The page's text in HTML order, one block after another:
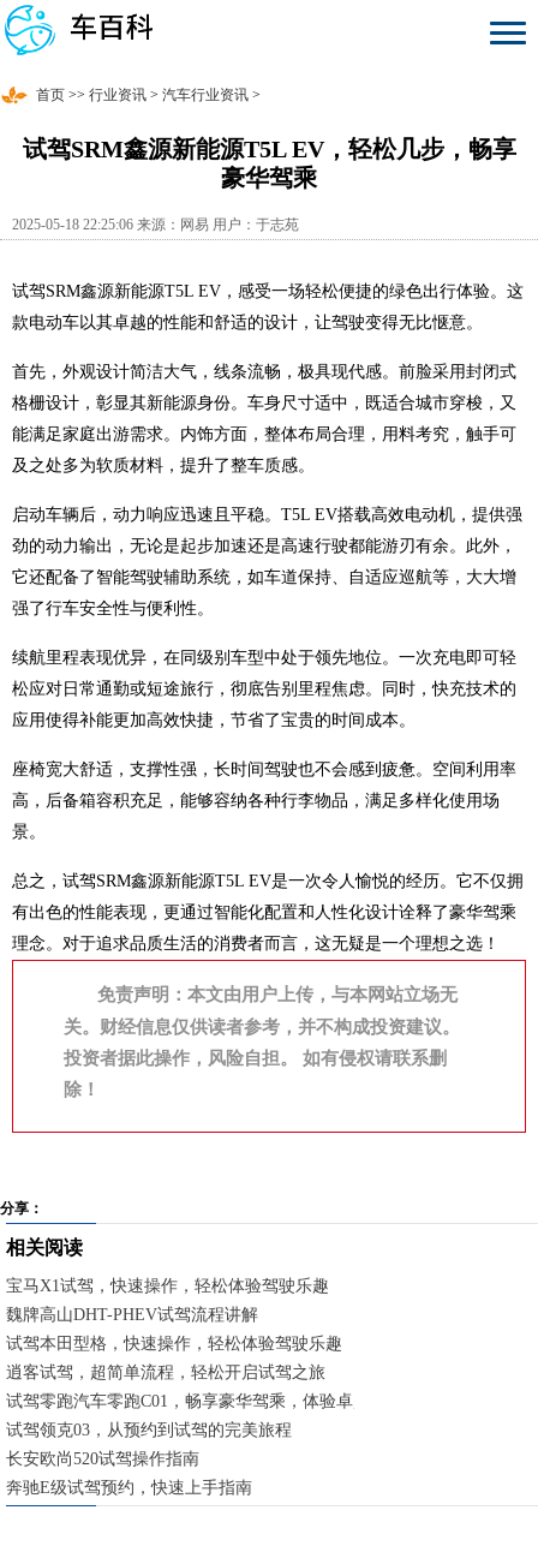
首页 >> 行业资讯 > 汽车行业资讯 >
试驾SRM鑫源新能源T5L EV，轻松几步，畅享
豪华驾乘
2025-05-18 22:25:06 来源：网易 用户：于志苑
试驾SRM鑫源新能源T5L EV，感受一场轻松便捷的绿色出行体验。这
款电动车以其卓越的性能和舒适的设计，让驾驶变得无比惬意。
首先，外观设计简洁大气，线条流畅，极具现代感。前脸采用封闭式
格栅设计，彰显其新能源身份。车身尺寸适中，既适合城市穿梭，又
能满足家庭出游需求。内饰方面，整体布局合理，用料考究，触手可
及之处多为软质材料，提升了整车质感。
启动车辆后，动力响应迅速且平稳。T5L EV搭载高效电动机，提供强
劲的动力输出，无论是起步加速还是高速行驶都能游刃有余。此外，
它还配备了智能驾驶辅助系统，如车道保持、自适应巡航等，大大增
强了行车安全性与便利性。
续航里程表现优异，在同级别车型中处于领先地位。一次充电即可轻
松应对日常通勤或短途旅行，彻底告别里程焦虑。同时，快充技术的
应用使得补能更加高效快捷，节省了宝贵的时间成本。
座椅宽大舒适，支撑性强，长时间驾驶也不会感到疲惫。空间利用率
高，后备箱容积充足，能够容纳各种行李物品，满足多样化使用场
景。
总之，试驾SRM鑫源新能源T5L EV是一次令人愉悦的经历。它不仅拥
有出色的性能表现，更通过智能化配置和人性化设计诠释了豪华驾乘
理念。对于追求品质生活的消费者而言，这无疑是一个理想之选！
免责声明：本文由用户上传，与本网站立场无
关。财经信息仅供读者参考，并不构成投资建议。
投资者据此操作，风险自担。 如有侵权请联系删
除！
分享：
相关阅读
宝马X1试驾，快速操作，轻松体验驾驶乐趣
魏牌高山DHT-PHEV试驾流程讲解
试驾本田型格，快速操作，轻松体验驾驶乐趣
逍客试驾，超简单流程，轻松开启试驾之旅
试驾零跑汽车零跑C01，畅享豪华驾乘，体验卓越性能
试驾领克03，从预约到试驾的完美旅程
长安欧尚520试驾操作指南
奔驰E级试驾预约，快速上手指南